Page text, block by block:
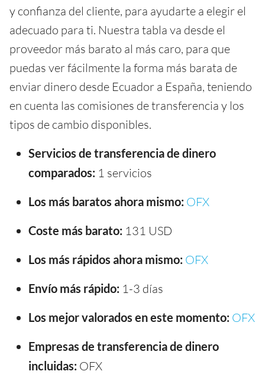
y confianza del cliente, para ayudarte a elegir el
adecuado para ti. Nuestra tabla va desde el
proveedor más barato al más caro, para que
puedas ver fácilmente la forma más barata de
enviar dinero desde Ecuador a España, teniendo
en cuenta las comisiones de transferencia y los
tipos de cambio disponibles.
Servicios de transferencia de dinero
comparados: 1 servicios
Los más baratos ahora mismo: OFX
Coste más barato: 131 USD
Los más rápidos ahora mismo: OFX
Envío más rápido: 1-3 días
Los mejor valorados en este momento: OFX
Empresas de transferencia de dinero
incluidas: OFX